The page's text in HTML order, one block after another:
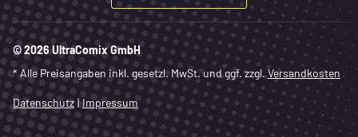
© 2026 UltraComix GmbH
* Alle Preisangaben inkl. gesetzl. MwSt. und ggf. zzgl. Versandkosten
Datenschutz | Impressum